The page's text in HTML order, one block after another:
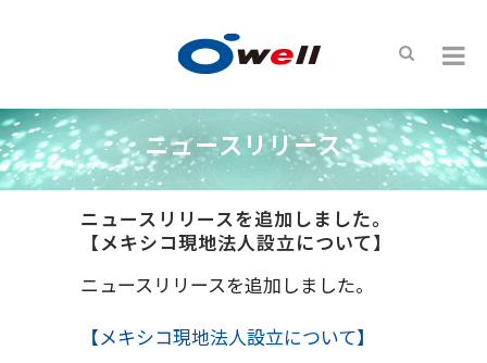
ニュースリリース
ニュースリリースを追加しました。
【メキシコ現地法人設立について】
ニュースリリースを追加しました。
【メキシコ現地法人設立について】